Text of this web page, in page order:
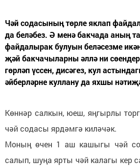
Чәй содасының төрле яклап
да беләбез. Ә менә бакчада аның
файдалырак булуын беләсезме
җәй бакчачыларны әллә ни
гөрләп үссен, дисәгез, кул
әйберләрне куллану да яхшы
Көннәр салкын, юеш, яңгырлы
чәй содасы ярдәмгә киләчәк.
Моның өчен 1 аш кашыгы чәй
салып, шуңа ярты чәй калагы кер